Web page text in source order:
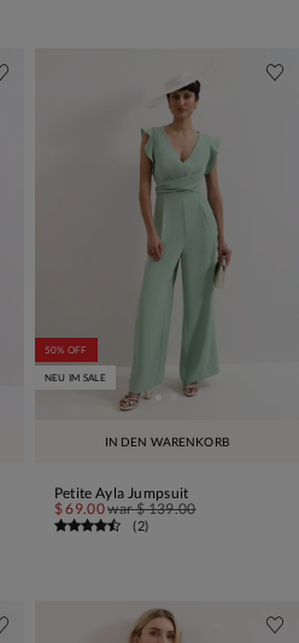
IN DEN WARENKORB
50% OFF
NEU IM SALE
Petite Ayla Jumpsuit
$ 69.00war$ 139.00
(2)